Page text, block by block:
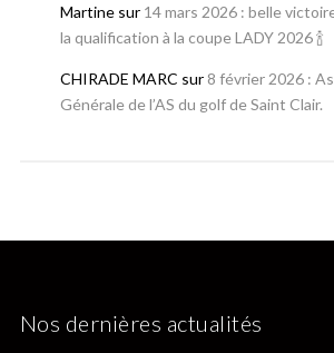
Martinesur 14 mars 2026 : belle
la qualification à la coupe LADY 2026 🍾
CHIRADE MARC sur 8 février 2026 :
Générale de l’AS du golf de Saint Clair.
Nos dernières actualités